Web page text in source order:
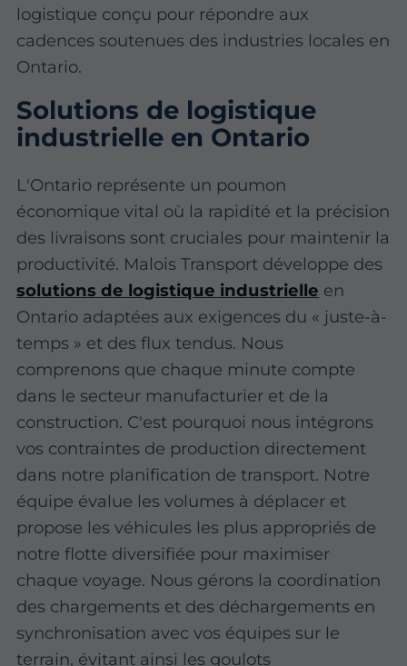
logistique conçu pour répondre aux
cadences soutenues des industries locales en
Ontario.
Solutions de logistique
industrielle en Ontario
L'Ontario représente un poumon
économique vital où la rapidité et la précision
des livraisons sont cruciales pour maintenir la
productivité. Malois Transport développe des
solutions de logistique industrielle en
Ontario adaptées aux exigences du « juste-à-
temps » et des flux tendus. Nous
comprenons que chaque minute compte
dans le secteur manufacturier et de la
construction. C'est pourquoi nous intégrons
vos contraintes de production directement
dans notre planification de transport. Notre
équipe évalue les volumes à déplacer et
propose les véhicules les plus appropriés de
notre flotte diversifiée pour maximiser
chaque voyage. Nous gérons la coordination
des chargements et des déchargements en
synchronisation avec vos équipes sur le
terrain, évitant ainsi les goulots